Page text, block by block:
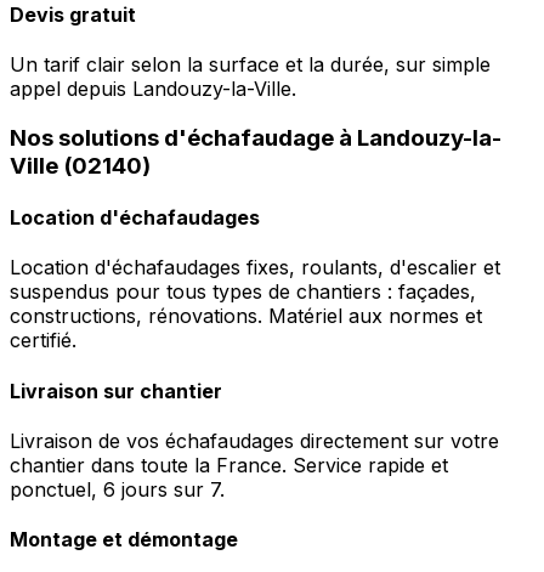
Devis gratuit
Un tarif clair selon la surface et la durée, sur simple
appel depuis Landouzy-la-Ville.
Nos solutions d'échafaudage à Landouzy-la-
Ville (02140)
Location d'échafaudages
Location d'échafaudages fixes, roulants, d'escalier et
suspendus pour tous types de chantiers : façades,
constructions, rénovations. Matériel aux normes et
certifié.
Livraison sur chantier
Livraison de vos échafaudages directement sur votre
chantier dans toute la France. Service rapide et
ponctuel, 6 jours sur 7.
Montage et démontage